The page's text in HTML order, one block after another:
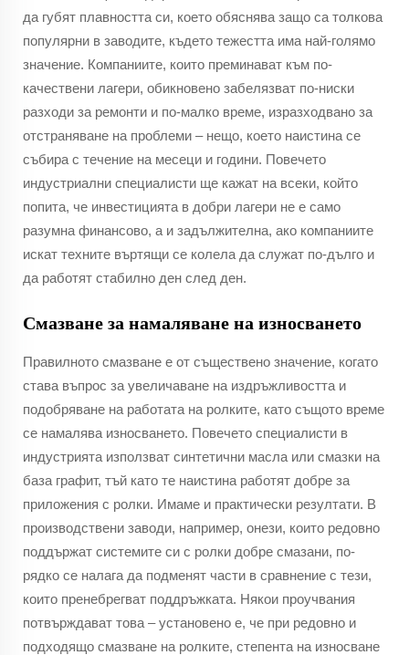
да губят плавността си, което обяснява защо са толкова
популярни в заводите, където тежестта има най-голямо
значение. Компаниите, които преминават към по-
качествени лагери, обикновено забелязват по-ниски
разходи за ремонти и по-малко време, изразходвано за
отстраняване на проблеми – нещо, което наистина се
събира с течение на месеци и години. Повечето
индустриални специалисти ще кажат на всеки, който
попита, че инвестицията в добри лагери не е само
разумна финансово, а и задължителна, ако компаниите
искат техните въртящи се колела да служат по-дълго и
да работят стабилно ден след ден.
Смазване за намаляване на износването
Правилното смазване е от съществено значение, когато
става въпрос за увеличаване на издръжливостта и
подобряване на работата на ролките, като същото време
се намалява износването. Повечето специалисти в
индустрията използват синтетични масла или смазки на
база графит, тъй като те наистина работят добре за
приложения с ролки. Имаме и практически резултати. В
производствени заводи, например, онези, които редовно
поддържат системите си с ролки добре смазани, по-
рядко се налага да подменят части в сравнение с тези,
които пренебрегват поддръжката. Някои проучвания
потвърждават това – установено е, че при редовно и
подходящо смазване на ролките, степента на износване